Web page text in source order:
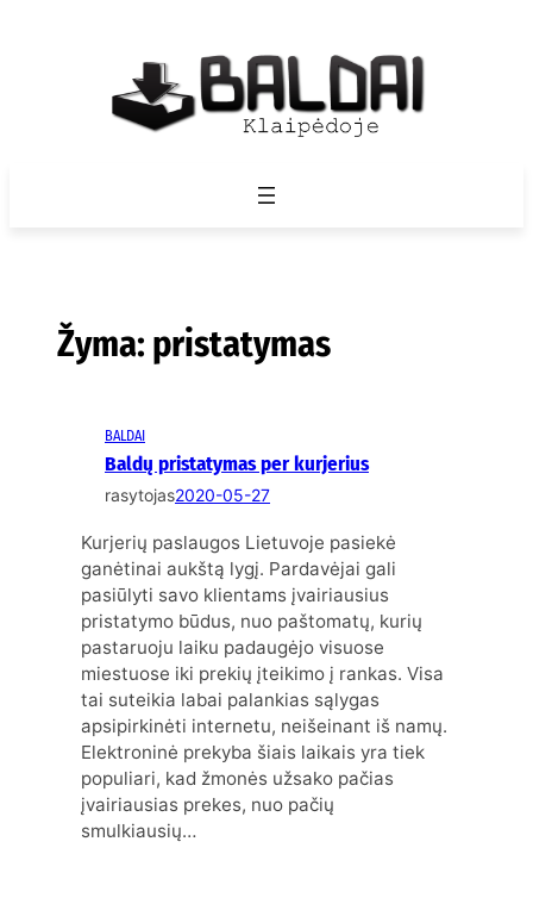
Žyma: pristatymas
BALDAI
Baldų pristatymas per kurjerius
rasytojas2020-05-27
Kurjerių paslaugos Lietuvoje pasiekė
ganėtinai aukštą lygį. Pardavėjai gali
pasiūlyti savo klientams įvairiausius
pristatymo būdus, nuo paštomatų, kurių
pastaruoju laiku padaugėjo visuose
miestuose iki prekių įteikimo į rankas. Visa
tai suteikia labai palankias sąlygas
apsipirkinėti internetu, neišeinant iš namų.
Elektroninė prekyba šiais laikais yra tiek
populiari, kad žmonės užsako pačias
įvairiausias prekes, nuo pačių
smulkiausių…